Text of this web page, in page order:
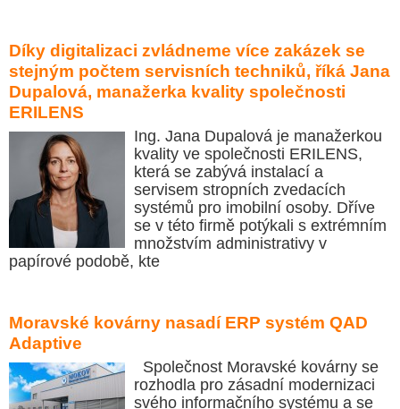
Díky digitalizaci zvládneme více zakázek se
stejným počtem servisních techniků, říká Jana
Dupalová, manažerka kvality společnosti
ERILENS
Ing. Jana Dupalová je manažerkou
kvality ve společnosti ERILENS,
která se zabývá instalací a
servisem stropních zvedacích
systémů pro imobilní osoby. Dříve
se v této firmě potýkali s extrémním
množstvím administrativy v
papírové podobě, kte
Moravské kovárny nasadí ERP systém QAD
Adaptive
Společnost Moravské kovárny se
rozhodla pro zásadní modernizaci
svého informačního systému a se